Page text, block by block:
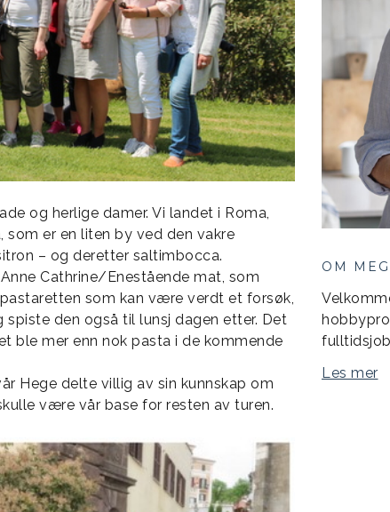
og herlige damer. Vi landet i Roma,
er en liten by ved den vakre
– og deretter saltimbocca.
Cathrine/Enestående mat, som
som kan være verdt et forsøk,
den også til lunsj dagen etter. Det
ble mer enn nok pasta i de kommende
Hege delte villig av sin kunnskap om
være vår base for resten av turen.
OM MEG
Les mer